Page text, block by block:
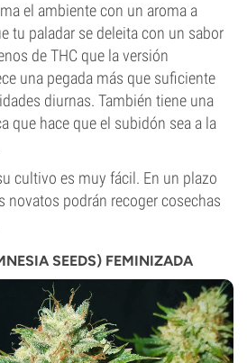
el ambiente con un aroma a
tu paladar se deleita con un sabor
de THC que la versión
una pegada más que suficiente
diurnas. También tiene una
que hace que el subidón sea a la
cultivo es muy fácil. En un plazo
novatos podrán recoger cosechas
SEEDS) FEMINIZADA